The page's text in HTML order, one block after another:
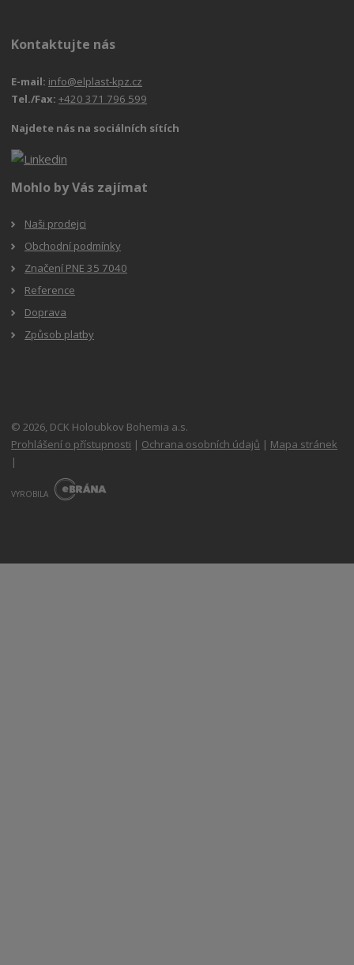
Kontaktujte nás
E-mail: info@elplast-kpz.cz
Tel./Fax:+420 371 796 599
Najdete nás na sociálních sítích
Mohlo by Vás zajímat
Naši prodejci
Obchodní podmínky
Značení PNE 35 7040
Reference
Doprava
Způsob platby
© 2026, DCK Holoubkov Bohemia a.s.
Prohlášení o přístupnosti | Ochrana osobních údajů | Mapa stránek
|
VYROBILA